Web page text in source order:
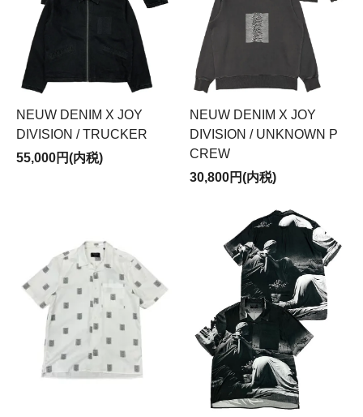
NEUW DENIM X JOY
DIVISION / TRUCKER
55,000円(内税)
NEUW DENIM X JOY
DIVISION / UNKNOWN P
CREW
30,800円(内税)